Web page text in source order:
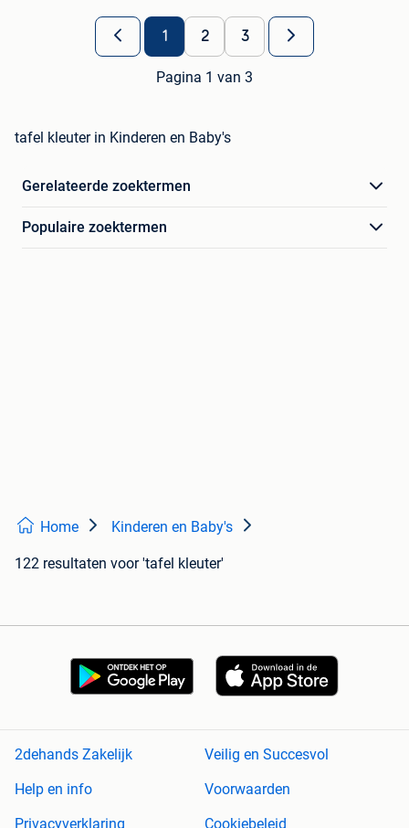
1 2 3
Pagina 1 van 3
tafel kleuter in Kinderen en Baby's
Gerelateerde zoektermen
Populaire zoektermen
Home Kinderen en Baby's
122 resultaten voor 'tafel kleuter'
2dehands Zakelijk
Veilig en Succesvol
Help en info
Voorwaarden
Privacyverklaring
Cookiebeleid